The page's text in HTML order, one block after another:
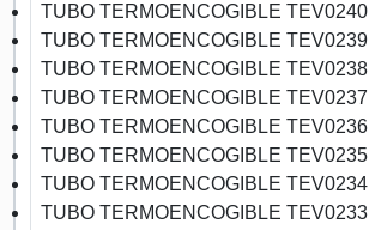
TUBO TERMOENCOGIBLE TEV0240
TUBO TERMOENCOGIBLE TEV0239
TUBO TERMOENCOGIBLE TEV0238
TUBO TERMOENCOGIBLE TEV0237
TUBO TERMOENCOGIBLE TEV0236
TUBO TERMOENCOGIBLE TEV0235
TUBO TERMOENCOGIBLE TEV0234
TUBO TERMOENCOGIBLE TEV0233